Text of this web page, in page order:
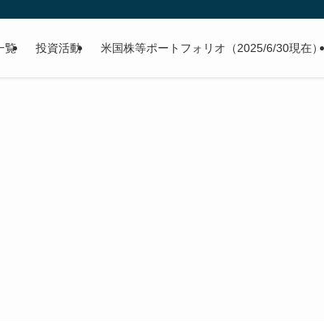
覧 投資活動 米国株等ポートフォリオ（2025/6/30現在）